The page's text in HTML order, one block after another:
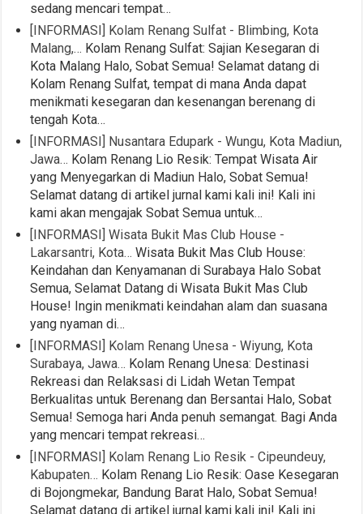
sedang mencari tempat…
[INFORMASI] Kolam Renang Sulfat - Blimbing, Kota
Malang,… Kolam Renang Sulfat: Sajian Kesegaran di
Kota Malang Halo, Sobat Semua! Selamat datang di
Kolam Renang Sulfat, tempat di mana Anda dapat
menikmati kesegaran dan kesenangan berenang di
tengah Kota…
[INFORMASI] Nusantara Edupark - Wungu, Kota Madiun,
Jawa… Kolam Renang Lio Resik: Tempat Wisata Air
yang Menyegarkan di Madiun Halo, Sobat Semua!
Selamat datang di artikel jurnal kami kali ini! Kali ini
kami akan mengajak Sobat Semua untuk…
[INFORMASI] Wisata Bukit Mas Club House -
Lakarsantri, Kota… Wisata Bukit Mas Club House:
Keindahan dan Kenyamanan di Surabaya Halo Sobat
Semua, Selamat Datang di Wisata Bukit Mas Club
House! Ingin menikmati keindahan alam dan suasana
yang nyaman di…
[INFORMASI] Kolam Renang Unesa - Wiyung, Kota
Surabaya, Jawa… Kolam Renang Unesa: Destinasi
Rekreasi dan Relaksasi di Lidah Wetan Tempat
Berkualitas untuk Berenang dan Bersantai Halo, Sobat
Semua! Semoga hari Anda penuh semangat. Bagi Anda
yang mencari tempat rekreasi…
[INFORMASI] Kolam Renang Lio Resik - Cipeundeuy,
Kabupaten… Kolam Renang Lio Resik: Oase Kesegaran
di Bojongmekar, Bandung Barat Halo, Sobat Semua!
Selamat datang di artikel jurnal kami kali ini! Kali ini